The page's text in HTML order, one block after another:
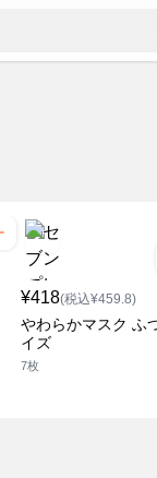
¥418(税込¥459.8)
やわらかマスク ふ
イズ
7枚